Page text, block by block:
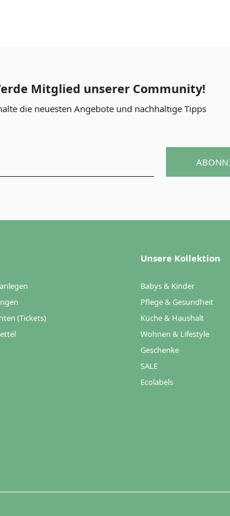
Mitglied unserer Community!
die neuesten Angebote und nachhaltige Tipps
(Tickets)
Unsere Kollektion
Babys & Kinder
Pflege & Gesundheit
Küche & Haushalt
Wohnen & Lifestyle
Geschenke
SALE
Ecolabels